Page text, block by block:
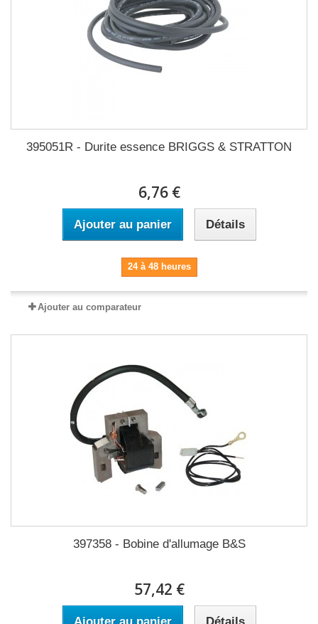
395051R - Durite essence BRIGGS & STRATTON
6,76 €
Ajouter au panier Détails
24 à 48 heures
Ajouter au comparateur
397358 - Bobine d'allumage B&S
57,42 €